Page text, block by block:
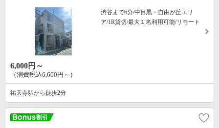
渋谷まで6分/中目黒・自由が丘エリ
ア/1R貸切/最大１名利用可能/リモート
6,000円～
（消費税込6,600円～）
祐天寺駅から徒歩2分